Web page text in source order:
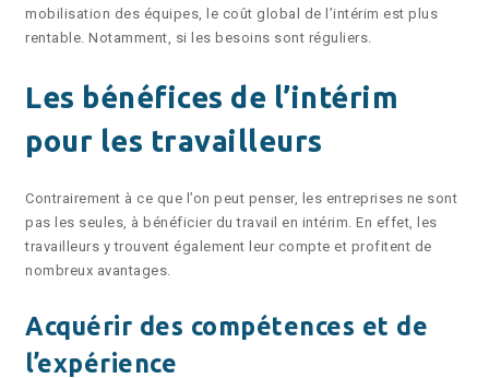
mobilisation des équipes, le coût global de l’intérim est plus
rentable. Notamment, si les besoins sont réguliers.
Les bénéfices de l’intérim
pour les travailleurs
Contrairement à ce que l’on peut penser, les entreprises ne sont
pas les seules, à bénéficier du travail en intérim. En effet, les
travailleurs y trouvent également leur compte et profitent de
nombreux avantages.
Acquérir des compétences et de
l’expérience